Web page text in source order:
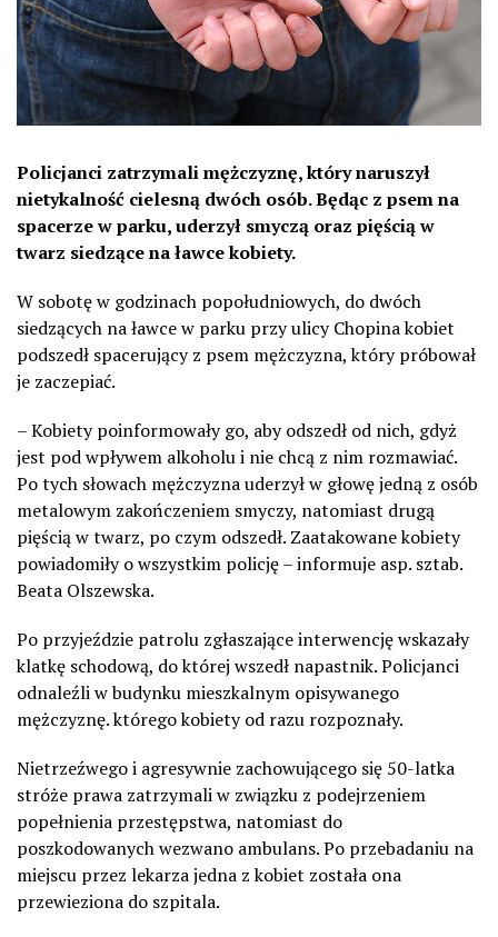
Policjanci zatrzymali mężczyznę, który naruszył
nietykalność cielesną dwóch osób. Będąc z psem na
spacerze w parku, uderzył smyczą oraz pięścią w
twarz siedzące na ławce kobiety.
W sobotę w godzinach popołudniowych, do dwóch
siedzących na ławce w parku przy ulicy Chopina kobiet
podszedł spacerujący z psem mężczyzna, który próbował
je zaczepiać.
– Kobiety poinformowały go, aby odszedł od nich, gdyż
jest pod wpływem alkoholu i nie chcą z nim rozmawiać.
Po tych słowach mężczyzna uderzył w głowę jedną z osób
metalowym zakończeniem smyczy, natomiast drugą
pięścią w twarz, po czym odszedł. Zaatakowane kobiety
powiadomiły o wszystkim policję – informuje asp. sztab.
Beata Olszewska.
Po przyjeździe patrolu zgłaszające interwencję wskazały
klatkę schodową, do której wszedł napastnik. Policjanci
odnaleźli w budynku mieszkalnym opisywanego
mężczyznę. którego kobiety od razu rozpoznały.
Nietrzeźwego i agresywnie zachowującego się 50-latka
stróże prawa zatrzymali w związku z podejrzeniem
popełnienia przestępstwa, natomiast do
poszkodowanych wezwano ambulans. Po przebadaniu na
miejscu przez lekarza jedna z kobiet została ona
przewieziona do szpitala.